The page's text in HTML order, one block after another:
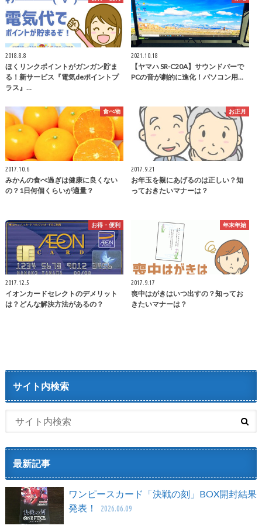
2018.8.8
ほくリンクポイントがガンガン貯ま
る！新サービス『電気deポイントプ
ラス』…
2021.10.18
【ヤマハ SR-C20A】サウンドバーで
PCの音が劇的に進化！パソコン用…
食べ物
2017.10.6
みかんの食べ過ぎは健康に良くない
の？1日何個くらいが適量？
お正月
2017.9.21
お年玉を親にあげるのは正しい？知
っておきたいマナーは？
お得・便利
2017.12.5
イオンカードセレクトのデメリット
は？どんな解決方法があるの？
年末年始
2017.9.17
喪中はがきはいつ出すの？知ってお
きたいマナーは？
サイト内検索
最新記事
ワンピースカード「決戦の刻」BOX開封結果
発表！
2026.06.09